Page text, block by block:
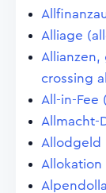
Alliage
crossing
All-in-Fee
Allmacht-
Allodgeld
Allokation